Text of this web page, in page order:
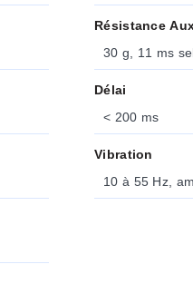
Résistance
30 g, 11 ms
Délai
< 200 ms
Vibration
10 à 55 Hz,